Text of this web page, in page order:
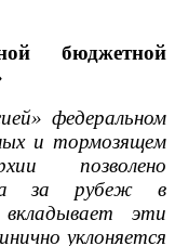
бюджетной
федеральном
и тормозящем
позволено
за рубеж в
эти
уклоняется